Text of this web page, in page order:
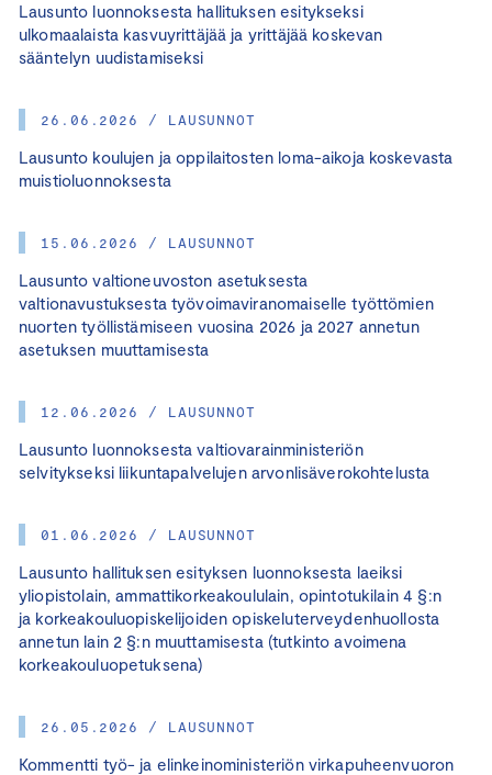
Lausunto luonnoksesta hallituksen esitykseksi
ulkomaalaista kasvuyrittäjää ja yrittäjää koskevan
sääntelyn uudistamiseksi
26.06.2026 / LAUSUNNOT
Lausunto koulujen ja oppilaitosten loma-aikoja koskevasta
muistioluonnoksesta
15.06.2026 / LAUSUNNOT
Lausunto valtioneuvoston asetuksesta
valtionavustuksesta työvoimaviranomaiselle työttömien
nuorten työllistämiseen vuosina 2026 ja 2027 annetun
asetuksen muuttamisesta
12.06.2026 / LAUSUNNOT
Lausunto luonnoksesta valtiovarainministeriön
selvitykseksi liikuntapalvelujen arvonlisäverokohtelusta
01.06.2026 / LAUSUNNOT
Lausunto hallituksen esityksen luonnoksesta laeiksi
yliopistolain, ammattikorkeakoululain, opintotukilain 4 §:n
ja korkeakouluopiskelijoiden opiskeluterveydenhuollosta
annetun lain 2 §:n muuttamisesta (tutkinto avoimena
korkeakouluopetuksena)
26.05.2026 / LAUSUNNOT
Kommentti työ- ja elinkeinoministeriön virkapuheenvuoron